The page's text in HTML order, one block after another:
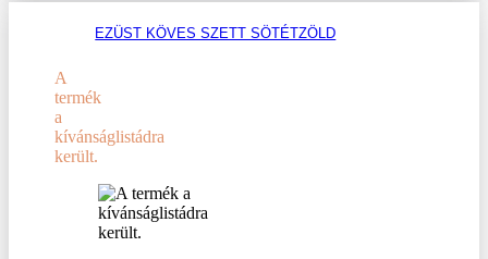
EZÜST KÖVES SZETT SÖTÉTZÖLD
A
termék
a
kívánságlistádra
került.